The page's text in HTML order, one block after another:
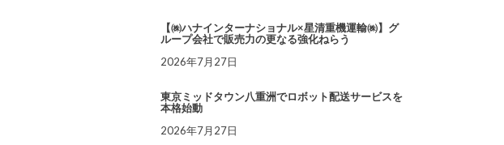
【㈱ハナインターナショナル×星清重機運輸㈱】グ
ループ会社で販売力の更なる強化ねらう
2026年7月27日
東京ミッドタウン八重洲でロボット配送サービスを
本格始動
2026年7月27日